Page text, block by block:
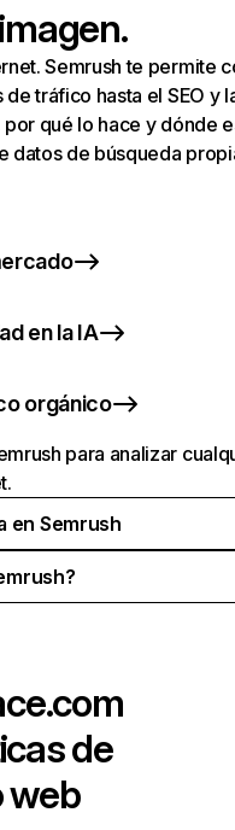
Semrush te permite
tráfico hasta el SEO y
qué lo hace y dónde
datos de búsqueda
en la IA
orgánico
para analizar
en Semrush
de
web